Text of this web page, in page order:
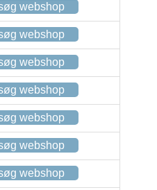
webshop
webshop
webshop
webshop
webshop
webshop
webshop